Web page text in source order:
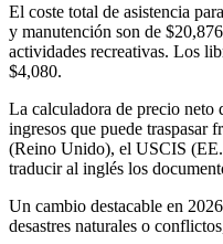
El coste total de asistencia
y manutención son de
actividades recreativas. Los
$4,080.
La calculadora de precio neto
ingresos que puede
(Reino Unido), el USCIS
traducir al inglés los
Un cambio destacable en
desastres naturales o